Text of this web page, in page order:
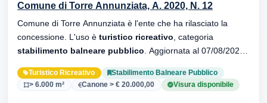
Comune di Torre Annunziata, A. 2020, N. 12
Comune di Torre Annunziata è l'ente che ha rilasciato la
concessione. L'uso è turistico ricreativo , categoria
stabilimento balneare pubblico
Turistico Ricreativo
Stabilimento Balneare Pubblico
> 6.000 m²
Canone > € 20.000,00 Visura disponibile